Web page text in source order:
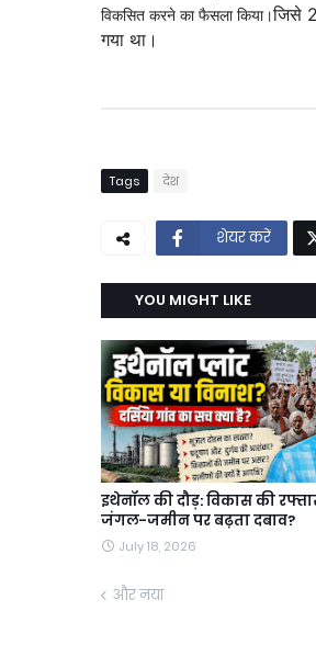
विकसित करने का फैसला किया।जिसे
गया था।
Tags देश
शेयर करें
YOU MIGHT LIKE
इथेनॉल की दौड़: विकास की
जंगल-जमीन पर बढ़ता दबाव?
July 18, 2026
और नया